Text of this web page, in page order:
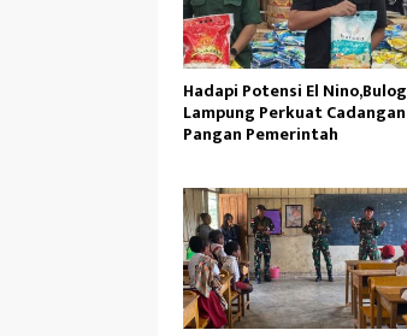
Hadapi Potensi El Nino,Bulog
Lampung Perkuat Cadangan
Pangan Pemerintah